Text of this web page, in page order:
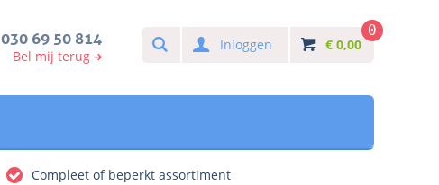
030 69 50 814
Bel mij terug
SearchInloggen € 0,00
0
Compleet of beperkt assortiment